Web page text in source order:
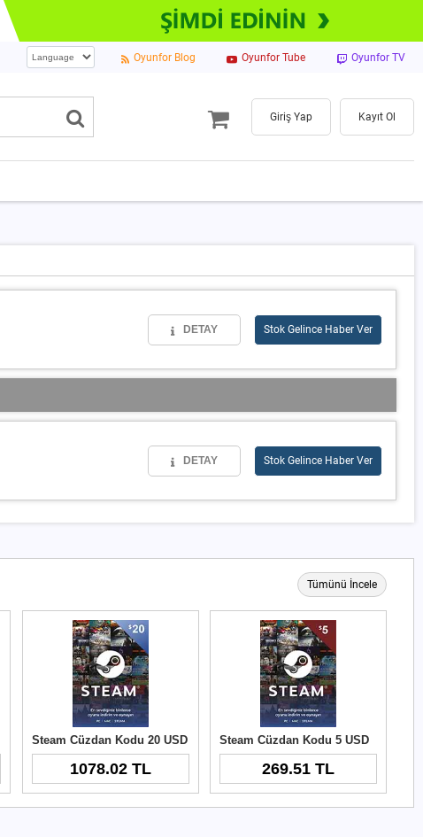
Oyunfor Blog Oyunfor Tube Oyunfor TV
Giriş Yap Kayıt Ol
DETAY Stok Gelince Haber Ver
DETAY Stok Gelince Haber Ver
Tümünü İncele
Steam Cüzdan Kodu 20 USD
1078.02 TL
Steam Cüzdan Kodu 5 USD
269.51 TL